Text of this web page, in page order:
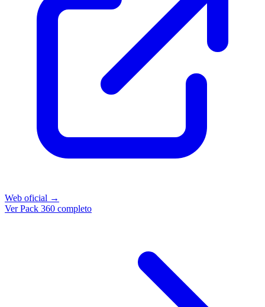
Web oficial →
Ver Pack 360 completo